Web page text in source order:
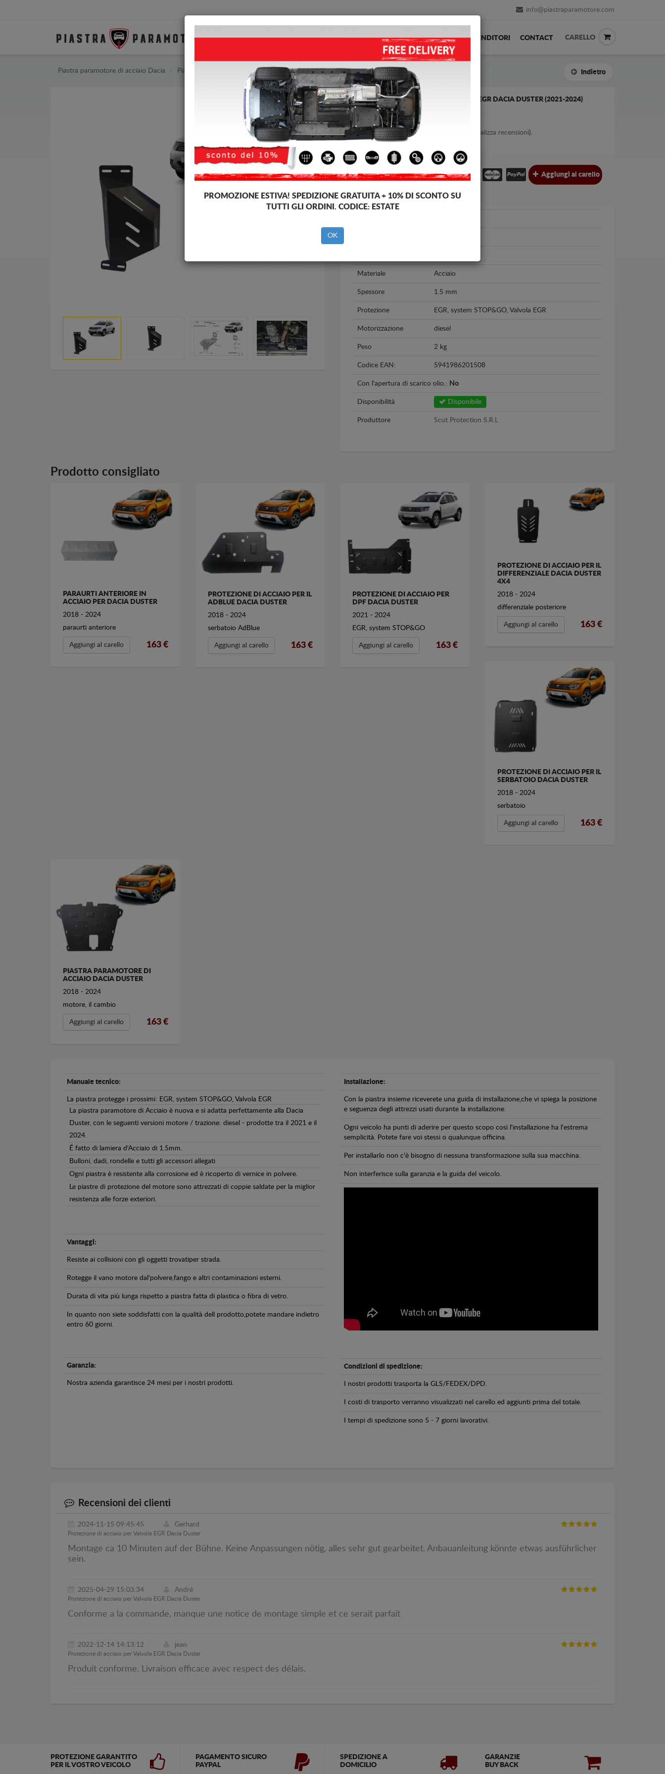
info@piastraparamotore.com
PIASTRA PARAMOTORE HOME CONSEGNARE FEEDBACK RIVENDITORI CONTACT CARELLO
Piastra paramotore di acciaio Dacia Piastra paramotore di acciaio Dacia Duster II Indietro
PROTEZIONE DI ACCIAIO PER VALVOLA EGR DACIA DUSTER (2021-2024)
4.83 out of5stars based on Visualizza recensioni).
Codice del prodotto: 96.041
170 €
137€ Aggiungi al carello
Materiale Acciaio
Spessore 1.5 mm
Protezione EGR, system STOP&GO, Valvola EGR
Motorizzazione diesel
Peso 2 kg
Codice EAN: 5941986201508
Con l'apertura di scarico olio.: No
Disponibilità Disponibile
Produttore Scut Protection S.R.L
Prodotto consigliato
PARAURTI ANTERIORE IN
ACCIAIO PER DACIA DUSTER
2018 - 2024
paraurti anteriore
Aggiungi al carello 163 €
PROTEZIONE DI ACCIAIO PER IL
ADBLUE DACIA DUSTER
2018 - 2024
serbatoio AdBlue
Aggiungi al carello 163 €
PROTEZIONE DI ACCIAIO PER
DPF DACIA DUSTER
2021 - 2024
EGR, system STOP&GO
Aggiungi al carello 163 €
PROTEZIONE DI ACCIAIO PER IL
DIFFERENZIALE DACIA DUSTER
4X4
2018 - 2024
differenziale posteriore
Aggiungi al carello 163 €
PROTEZIONE DI ACCIAIO PER IL
SERBATOIO DACIA DUSTER
2018 - 2024
serbatoio
Aggiungi al carello 163 €
PIASTRA PARAMOTORE DI
ACCIAIO DACIA DUSTER
2018 - 2024
motore, il cambio
Aggiungi al carello 163 €
Manuale tecnico:
La piastra protegge i prossimi: EGR, system STOP&GO, Valvola EGR
La piastra paramotore di Acciaio è nuova e si adatta perfettamente alla Dacia
Duster, con le seguenti versioni motore / trazione: diesel - prodotte tra il 2021 e il
2024.
É fatto di lamiera d'Acciaio di 1.5mm.
Bulloni, dadi, rondelle e tutti gli accessori allegati
Ogni piastra è resistente alla corrosione ed è ricoperto di vernice in polvere.
Le piastre di protezione del motore sono attrezzati di coppie saldate per la miglior
resistenza alle forze exteriori.
Vantaggi:
Resiste ai collisioni con gli oggetti trovatiper strada.
Rotegge il vano motore dal'polvere,fango e altri contaminazioni esterni.
Durata di vita più lunga rispetto a piastra fatta di plastica o fibra di vetro.
In quanto non siete soddisfatti con la qualità dell prodotto,potete mandare indietro
entro 60 giorni.
Garanzia:
Nostra azienda garantisce 24 mesi per i nostri prodotti.
Installazione:
Con la piastra insieme riceverete una guida di installazione,che vi spiega la posizione
e seguenza degli attrezzi usati durante la installazione.
Ogni veicolo ha punti di aderire per questo scopo così l'installazione ha l'estrema
semplicità. Potete fare voi stessi o qualunque officina.
Per installarlo non c'è bisogno di nessuna transformazione sulla sua macchina.
Non interferisce sulla garanzia e la guida del veicolo.
Condizioni di spedizione:
I nostri prodotti trasporta la GLS/FEDEX/DPD.
I costi di trasporto verranno visualizzati nel carello ed aggiunti prima del totale.
I tempi di spedizione sono 5 - 7 giorni lavorativi.
Recensioni dei clienti
2024-11-15 09:45:45 Gerhard
Protezione di acciaio per Valvola EGR Dacia Duster
Montage ca 10 Minuten auf der Bühne. Keine Anpassungen nötig, alles sehr gut gearbeitet. Anbauanleitung könnte etwas ausführlicher
sein.
2025-04-29 15:03:34 André
Protezione di acciaio per Valvola EGR Dacia Duster
Conforme a la commande, manque une notice de montage simple et ce serait parfait
2022-12-14 14:13:12 jean
Protezione di acciaio per Valvola EGR Dacia Duster
Produit conforme. Livraison efficace avec respect des délais.
PROTEZIONE GARANTITO
PER IL VOSTRO VEICOLO
PAGAMENTO SICURO
PAYPAL
SPEDIZIONE A
DOMICILIO
GARANZIE
BUY BACK
PROMOZIONE ESTIVA! SPEDIZIONE GRATUITA + 10% DI SCONTO SU
TUTTI GLI ORDINI. CODICE: ESTATE
OK